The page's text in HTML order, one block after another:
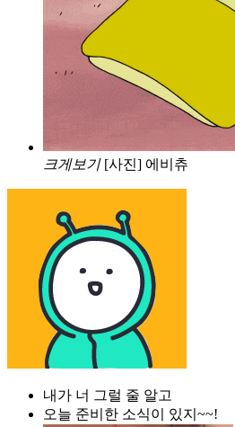
크게보기 [사진] 에비츄
내가 너 그럴 줄 알고
오늘 준비한 소식이 있지~~!